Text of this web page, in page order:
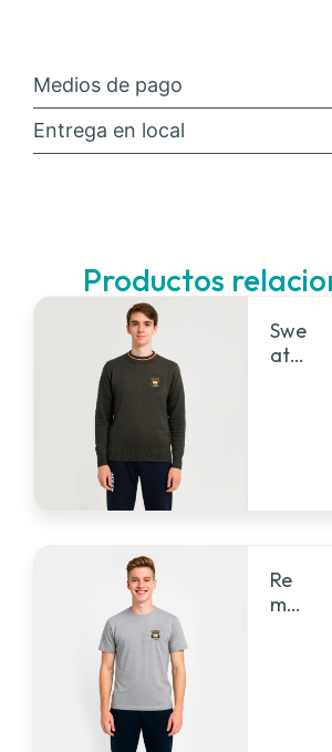
Medios de pago
Entrega en local
Productos
Swe
ate
Re
mer